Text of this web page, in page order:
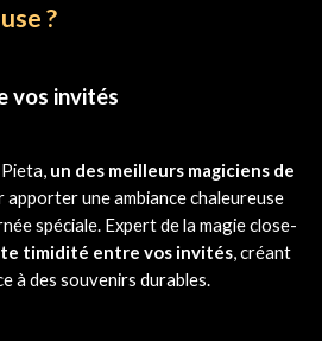
?
vos invités
un des meilleurs magiciens de
apporter une ambiance chaleureuse
spéciale. Expert de la magie close-
timidité entre vos invités, créant
à des souvenirs durables.